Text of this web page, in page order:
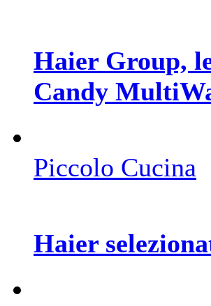
Haier Group,
Candy
Piccolo Cucina
Haier